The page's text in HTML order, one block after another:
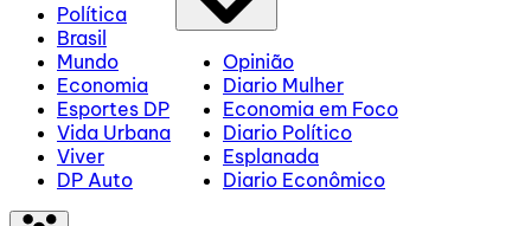
Política
Brasil
Mundo
Economia
Esportes DP
Vida Urbana
Viver
DP Auto
Opinião
Diario Mulher
Economia em Foco
Diario Político
Esplanada
Diario Econômico